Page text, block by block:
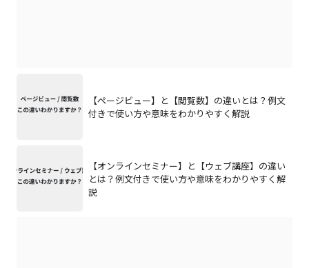
【ページビュー】と【閲覧数】の違いとは？例文
付きで使い方や意味をわかりやすく解説
【オンラインセミナー】と【ウェブ講座】の違い
とは？例文付きで使い方や意味をわかりやすく解
説